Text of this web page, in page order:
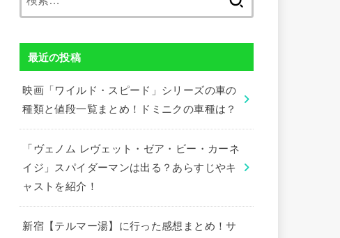
最近の投稿
映画「ワイルド・スピード」シリーズの車の
種類と値段一覧まとめ！ドミニクの車種は？
「ヴェノム レヴェット・ゼア・ビー・カーネ
イジ」スパイダーマンは出る？あらすじやキ
ャストを紹介！
新宿【テルマー湯】に行った感想まとめ！サ